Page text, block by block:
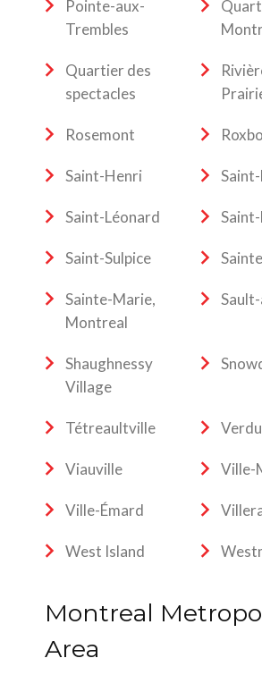
Pointe-aux-
Trembles
Quartier des
spectacles
Rosemont
Saint-Henri
Saint-Léonard
Saint-Sulpice
Sainte-Marie,
Montreal
Shaughnessy
Village
Tétreaultville
Viauville Ville-
Ville-Émard
West Island
Montreal
Area